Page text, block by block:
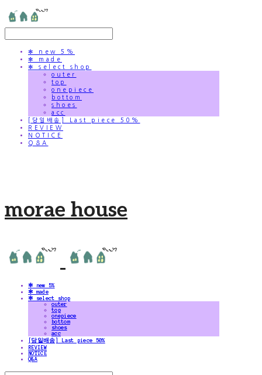
✻ new 5%
✻ made
✻ select shop
outer
top
onepiece
bottom
shoes
acc
[당일배송] Last piece 50%
REVIEW
NOTICE
Q&A
morae house
✻ new 5%
✻ made
✻ select shop
outer
top
onepiece
bottom
shoes
acc
[당일배송] Last piece 50%
REVIEW
NOTICE
Q&A